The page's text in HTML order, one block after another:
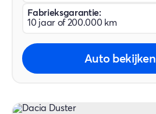
Fabrieksgarantie:
10 jaar of 200.000 km
Auto bekijken